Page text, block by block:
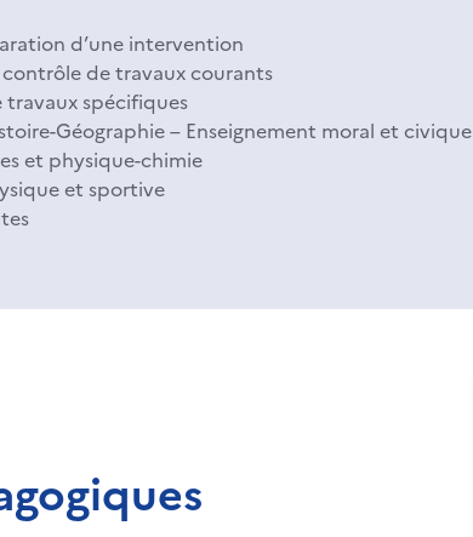
d’une intervention
contrôle de travaux courants
travaux spécifiques
Géographie – Enseignement moral et civique
et physique-chimie
et sportive